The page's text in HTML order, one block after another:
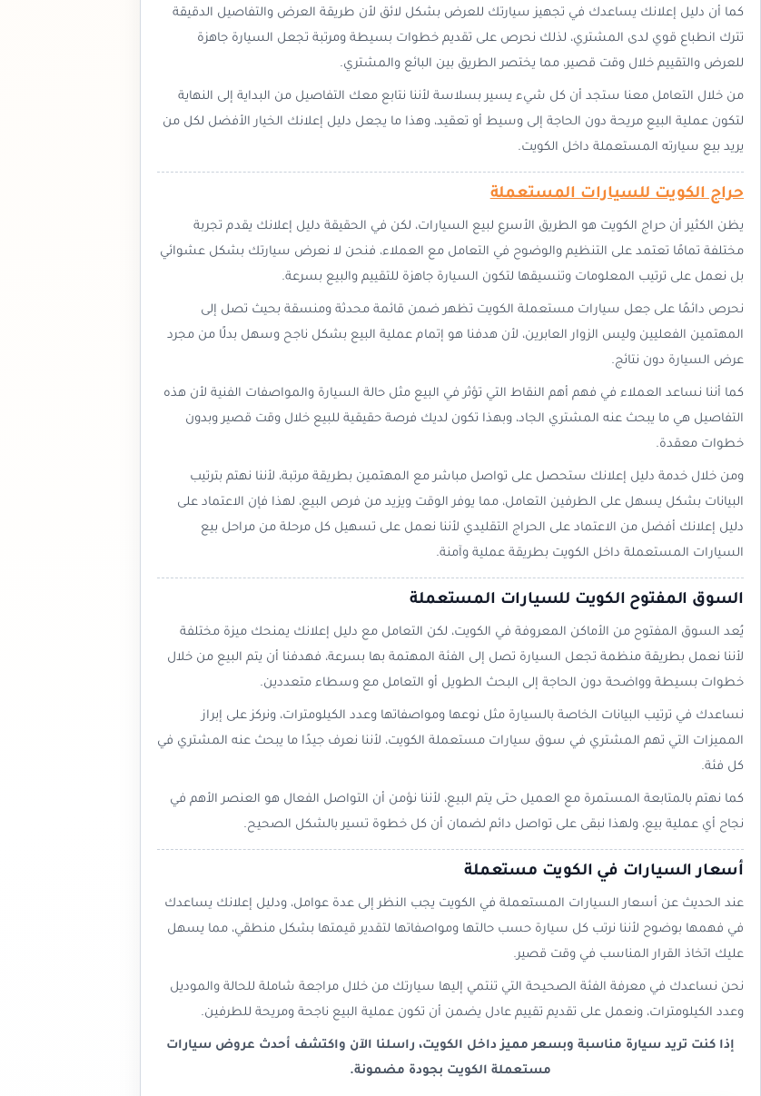
كما أن دليل إعلانك يساعدك في تجهيز سيارتك للعرض بشكل لائق لأن طريقة العرض والتفاصيل الدقيقة
تترك انطباع قوي لدى المشتري، لذلك نحرص على تقديم خطوات بسيطة ومرتبة تجعل السيارة جاهزة
للعرض والتقييم خلال وقت قصير، مما يختصر الطريق بين البائع والمشتري.
من خلال التعامل معنا ستجد أن كل شيء يسير بسلاسة لأننا نتابع معك التفاصيل من البداية إلى النهاية
لتكون عملية البيع مريحة دون الحاجة إلى وسيط أو تعقيد، وهذا ما يجعل دليل إعلانك الخيار الأفضل لكل من
يريد بيع سيارته المستعملة داخل الكويت.
حراج الكويت للسيارات المستعملة
يظن الكثير أن حراج الكويت هو الطريق الأسرع لبيع السيارات، لكن في الحقيقة دليل إعلانك يقدم تجربة
مختلفة تمامًا تعتمد على التنظيم والوضوح في التعامل مع العملاء، فنحن لا نعرض سيارتك بشكل عشوائي
بل نعمل على ترتيب المعلومات وتنسيقها لتكون السيارة جاهزة للتقييم والبيع بسرعة.
نحرص دائمًا على جعل سيارات مستعملة الكويت تظهر ضمن قائمة محدثة ومنسقة بحيث تصل إلى
المهتمين الفعليين وليس الزوار العابرين، لأن هدفنا هو إتمام عملية البيع بشكل ناجح وسهل بدلًا من مجرد
عرض السيارة دون نتائج.
كما أننا نساعد العملاء في فهم أهم النقاط التي تؤثر في البيع مثل حالة السيارة والمواصفات الفنية لأن هذه
التفاصيل هي ما يبحث عنه المشتري الجاد، وبهذا تكون لديك فرصة حقيقية للبيع خلال وقت قصير وبدون
خطوات معقدة.
ومن خلال خدمة دليل إعلانك ستحصل على تواصل مباشر مع المهتمين بطريقة مرتبة، لأننا نهتم بترتيب
البيانات بشكل يسهل على الطرفين التعامل، مما يوفر الوقت ويزيد من فرص البيع، لهذا فإن الاعتماد على
دليل إعلانك أفضل من الاعتماد على الحراج التقليدي لأننا نعمل على تسهيل كل مرحلة من مراحل بيع
السيارات المستعملة داخل الكويت بطريقة عملية وآمنة.
السوق المفتوح الكويت للسيارات المستعملة
يُعد السوق المفتوح من الأماكن المعروفة في الكويت، لكن التعامل مع دليل إعلانك يمنحك ميزة مختلفة
لأننا نعمل بطريقة منظمة تجعل السيارة تصل إلى الفئة المهتمة بها بسرعة، فهدفنا أن يتم البيع من خلال
خطوات بسيطة وواضحة دون الحاجة إلى البحث الطويل أو التعامل مع وسطاء متعددين.
نساعدك في ترتيب البيانات الخاصة بالسيارة مثل نوعها ومواصفاتها وعدد الكيلومترات، ونركز على إبراز
المميزات التي تهم المشتري في سوق سيارات مستعملة الكويت، لأننا نعرف جيدًا ما يبحث عنه المشتري في
كل فئة.
كما نهتم بالمتابعة المستمرة مع العميل حتى يتم البيع، لأننا نؤمن أن التواصل الفعال هو العنصر الأهم في
نجاح أي عملية بيع، ولهذا نبقى على تواصل دائم لضمان أن كل خطوة تسير بالشكل الصحيح.
أسعار السيارات في الكويت مستعملة
عند الحديث عن أسعار السيارات المستعملة في الكويت يجب النظر إلى عدة عوامل، ودليل إعلانك يساعدك
في فهمها بوضوح لأننا نرتب كل سيارة حسب حالتها ومواصفاتها لتقدير قيمتها بشكل منطقي، مما يسهل
عليك اتخاذ القرار المناسب في وقت قصير.
نحن نساعدك في معرفة الفئة الصحيحة التي تنتمي إليها سيارتك من خلال مراجعة شاملة للحالة والموديل
وعدد الكيلومترات، ونعمل على تقديم تقييم عادل يضمن أن تكون عملية البيع ناجحة ومريحة للطرفين.
إذا كنت تريد سيارة مناسبة وبسعر مميز داخل الكويت، راسلنا الآن واكتشف أحدث عروض سيارات
مستعملة الكويت بجودة مضمونة.